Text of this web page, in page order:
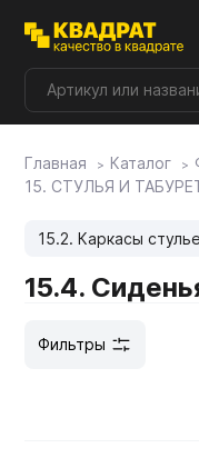
Плитные
Фурнитура
Главная Каталог
15. СТУЛЬЯ И
15.2. Каркасы
15.4.
Фильтры